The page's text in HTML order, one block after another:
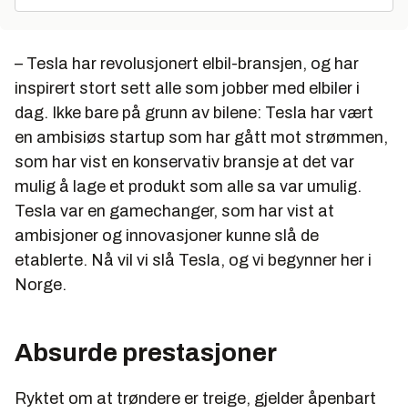
– Tesla har revolusjonert elbil-bransjen, og har
inspirert stort sett alle som jobber med elbiler i
dag. Ikke bare på grunn av bilene: Tesla har vært
en ambisiøs startup som har gått mot strømmen,
som har vist en konservativ bransje at det var
mulig å lage et produkt som alle sa var umulig.
Tesla var en gamechanger, som har vist at
ambisjoner og innovasjoner kunne slå de
etablerte. Nå vil vi slå Tesla, og vi begynner her i
Norge.
Absurde prestasjoner
Ryktet om at trøndere er treige, gjelder åpenbart